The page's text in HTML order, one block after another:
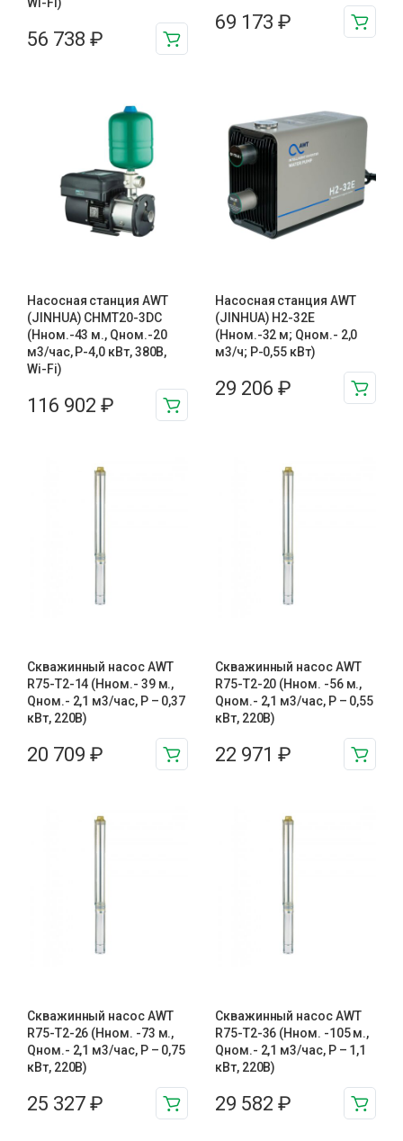
56 738 ₽
69 173 ₽
Насосная станция AWT
(JINHUA) CHMT20-3DC
(Нном.-43 м., Qном.-20
м3/час, Р-4,0 кВт, 380В,
Wi-Fi)
116 902 ₽
Насосная станция AWT
(JINHUA) H2-32E
(Hном.-32 м; Qном.- 2,0
м3/ч; P-0,55 кВт)
29 206 ₽
Скважинный насос AWT
R75-T2-14 (Нном.- 39 м.,
Qном.- 2,1 м3/час, Р – 0,37
кВт, 220В)
20 709 ₽
Скважинный насос AWT
R75-T2-20 (Нном. -56 м.,
Qном.- 2,1 м3/час, Р – 0,55
кВт, 220В)
22 971 ₽
Скважинный насос AWT
R75-T2-26 (Нном. -73 м.,
Qном.- 2,1 м3/час, Р – 0,75
кВт, 220В)
25 327 ₽
Скважинный насос AWT
R75-T2-36 (Нном. -105 м.,
Qном.- 2,1 м3/час, Р – 1,1
кВт, 220В)
29 582 ₽